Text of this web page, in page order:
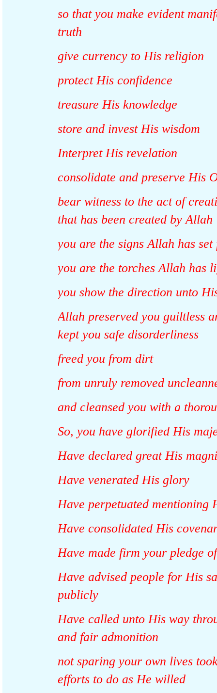
so that you make evident
truth
give currency to His religion
protect His confidence
treasure His knowledge
store and invest His wisdom
Interpret His revelation
consolidate and preserve
bear witness to the act of
that has been created by
you are the signs Allah has
you are the torches Allah
you show the direction unto
Allah preserved you
kept you safe disorderliness
freed you from dirt
from unruly removed
and cleansed you with a
So, you have glorified His
Have declared great His
Have venerated His glory
Have perpetuated
Have consolidated His
Have made firm your
Have advised people for
publicly
Have called unto His way
and fair admonition
not sparing your own lives
efforts to do as He willed